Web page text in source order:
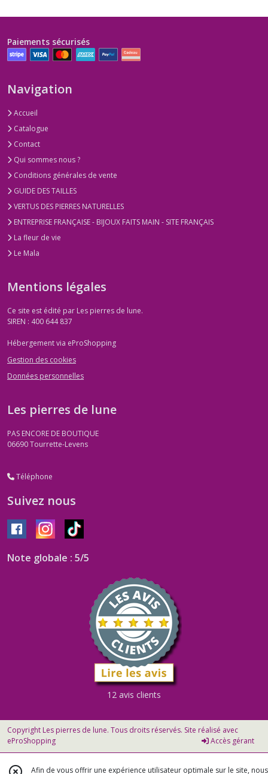
Paiements sécurisés
Navigation
Accueil
Catalogue
Contact
Qui sommes nous ?
Conditions générales de vente
GUIDE DES TAILLES
VERTUS DES PIERRES NATURELLES
ENTREPRISE FRANÇAISE - BIJOUX FAITS MAIN - SITE FRANÇAIS
La fleur de vie
Le Mala
Mentions légales
Ce site est édité par Les pierres de lune.
SIREN : 400 644 837
Hébergement via eProShopping
Gestion des cookies
Données personnelles
Les pierres de lune
PAS ENCORE DE BOUTIQUE
06690Tourrette-Levens
Téléphone
Suivez nous
Note globale : 5/5
12 avis clients
Copyright Les pierres de lune. Tous droits réservés. Site réalisé avec
eProShopping
Accès gérant
Afin de vous offrir une expérience utilisateur optimale sur le site, nous